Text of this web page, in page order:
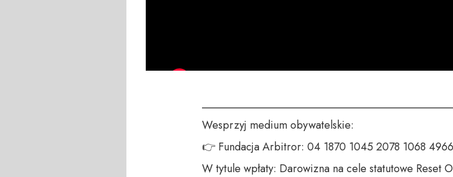
Wesprzyj medium obywatelskie:
👉 Fundacja Arbitror: 04 1870 1045 2078 1068
W tytule wpłaty: Darowizna na cele statutowe Reset